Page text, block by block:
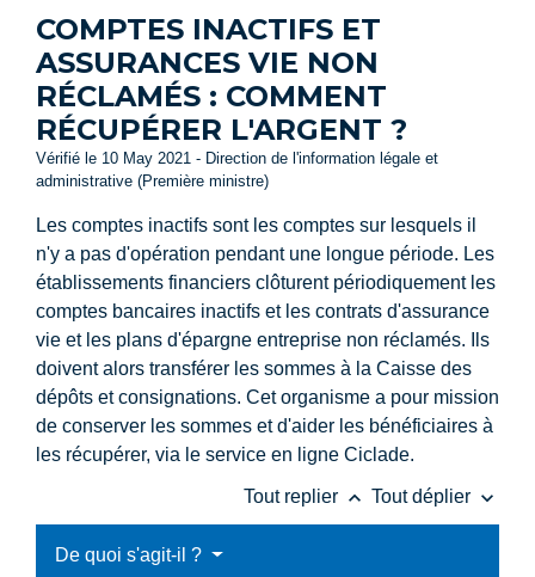
COMPTES INACTIFS ET
ASSURANCES VIE NON
RÉCLAMÉS : COMMENT
RÉCUPÉRER L'ARGENT ?
Vérifié le 10 May 2021 - Direction de l'information légale et
administrative (Première ministre)
Les comptes inactifs sont les comptes sur lesquels il
n'y a pas d'opération pendant une longue période. Les
établissements financiers clôturent périodiquement les
comptes bancaires inactifs et les contrats d'assurance
vie et les plans d'épargne entreprise non réclamés. Ils
doivent alors transférer les sommes à la Caisse des
dépôts et consignations. Cet organisme a pour mission
de conserver les sommes et d'aider les bénéficiaires à
les récupérer, via le service en ligne Ciclade.
Tout replier keyboard_arrow_up Tout déplier keyboard_arrow_down
De quoi s'agit-il ?